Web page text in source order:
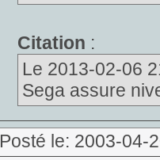
Citation :
Le 2013-02-06
Sega assure
Posté le: 2003-04-